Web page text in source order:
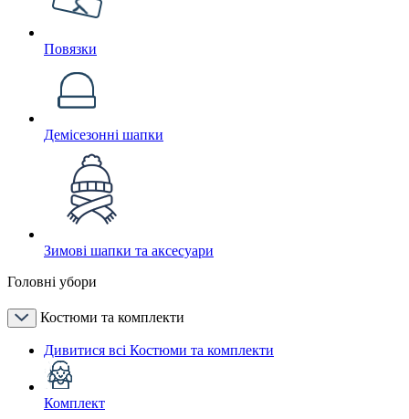
Повязки
Демісезонні шапки
Зимові шапки та аксесуари
Головні убори
Костюми та комплекти
Дивитися всі Костюми та комплекти
Комплект